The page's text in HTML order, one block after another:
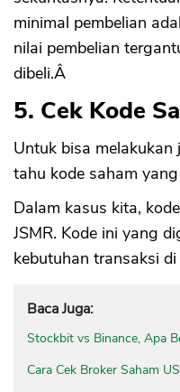
minimal pembelian
nilai pembelian
dibeli.Â
5. Cek Kode
Untuk bisa melakukan
tahu kode saham
Dalam kasus kita,
JSMR. Kode ini yang
kebutuhan transaksi di
Baca Juga:
Stockbit vs Binance, Apa
Cara Cek Broker Saham